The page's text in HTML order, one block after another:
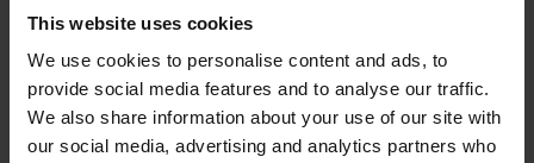
This website uses cookies
We use cookies to personalise content and ads, to
provide social media features and to analyse our traffic.
We also share information about your use of our site with
our social media, advertising and analytics partners who
Auslieferung in 10-15 Arbeitstage.
MENGE